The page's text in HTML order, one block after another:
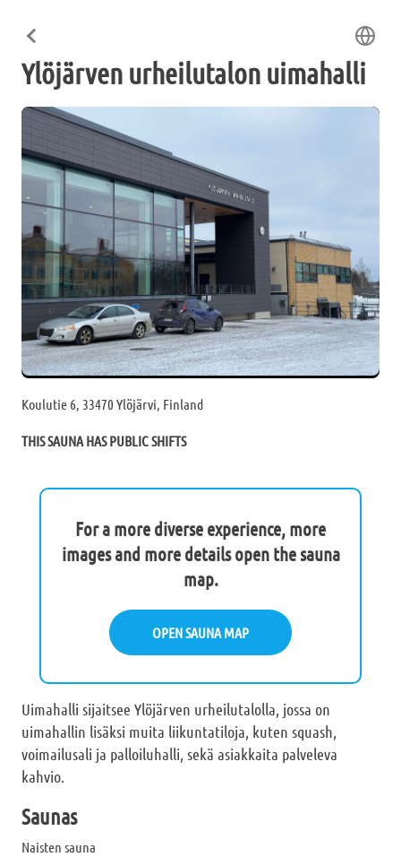
Ylöjärven urheilutalon uimahalli
Koulutie 6, 33470 Ylöjärvi, Finland
THIS SAUNA HAS PUBLIC SHIFTS
For a more diverse experience, more
images and more details open the sauna
map.
OPEN SAUNA MAP
Uimahalli sijaitsee Ylöjärven urheilutalolla, jossa on
uimahallin lisäksi muita liikuntatiloja, kuten squash,
voimailusali ja palloiluhalli, sekä asiakkaita palveleva
kahvio.
Saunas
Naisten sauna